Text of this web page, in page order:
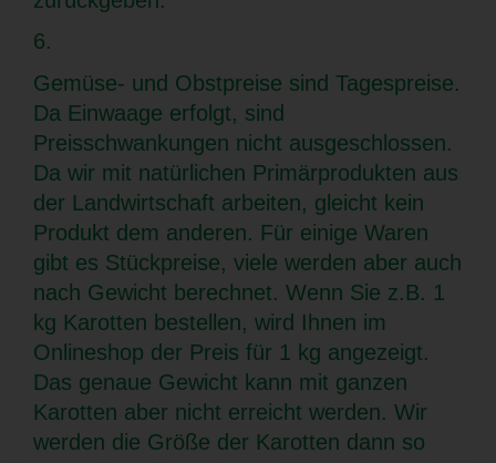
6.
Gemüse- und Obstpreise sind Tagespreise.
Da Einwaage erfolgt, sind
Preisschwankungen nicht ausgeschlossen.
Da wir mit natürlichen Primärprodukten aus
der Landwirtschaft arbeiten, gleicht kein
Produkt dem anderen. Für einige Waren
gibt es Stückpreise, viele werden aber auch
nach Gewicht berechnet. Wenn Sie z.B. 1
kg Karotten bestellen, wird Ihnen im
Onlineshop der Preis für 1 kg angezeigt.
Das genaue Gewicht kann mit ganzen
Karotten aber nicht erreicht werden. Wir
werden die Größe der Karotten dann so